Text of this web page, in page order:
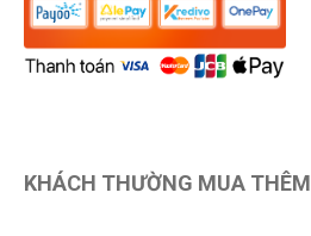
KHÁCH THƯỜNG MUA THÊM